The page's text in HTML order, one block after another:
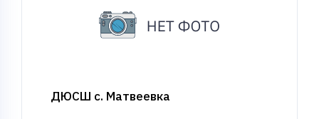
ДЮСШ с. Матвеевка